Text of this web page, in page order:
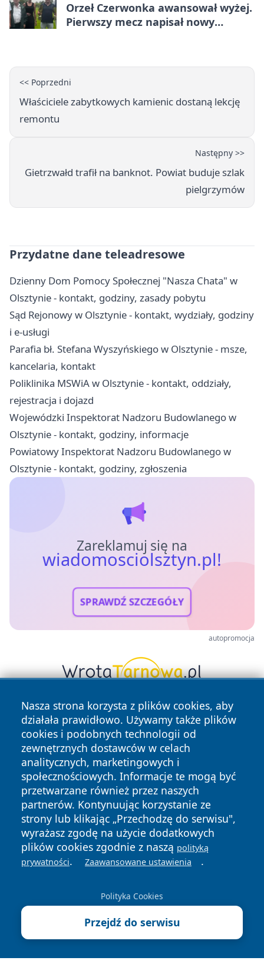
Orzeł Czerwonka awansował wyżej.
Pierwszy mecz napisał nowy
<< Poprzedni
Właściciele zabytkowych kamienic dostaną lekcję
remontu
Następny >>
Gietrzwałd trafił na banknot. Powiat buduje szlak
pielgrzymów
Przydatne dane teleadresowe
Dzienny Dom Pomocy Społecznej "Nasza Chata" w
Olsztynie - kontakt, godziny, zasady pobytu
Sąd Rejonowy w Olsztynie - kontakt, wydziały, godziny
i e-usługi
Parafia bł. Stefana Wyszyńskiego w Olsztynie - msze,
kancelaria, kontakt
Poliklinika MSWiA w Olsztynie - kontakt, oddziały,
rejestracja i dojazd
Wojewódzki Inspektorat Nadzoru Budowlanego w
Olsztynie - kontakt, godziny, informacje
Powiatowy Inspektorat Nadzoru Budowlanego w
Olsztynie - kontakt, godziny, zgłoszenia
Zareklamuj się na
wiadomosciolsztyn.pl!
SPRAWDŹ SZCZEGÓŁY
autopromocja
Nasza strona korzysta z plików cookies, aby
działała prawidłowo. Używamy także plików
cookies i podobnych technologii od
zewnętrznych dostawców w celach
analitycznych, marketingowych i
społecznościowych. Informacje te mogą być
przetwarzane również przez naszych
partnerów. Kontynuując korzystanie ze
strony lub klikając „Przechodzę do serwisu",
wyrażasz zgodę na użycie dodatkowych
plików cookies zgodnie z naszą polityką
prywatności. Zaawansowane ustawienia .
Polityka Cookies
Przejdź do serwisu
Copyright © 2026 wiadomosciolsztyn.pl Wszystkie prawa
zastrzeżone.
News Autorzy
Polityka
Prywatności
Polityka
Cookies